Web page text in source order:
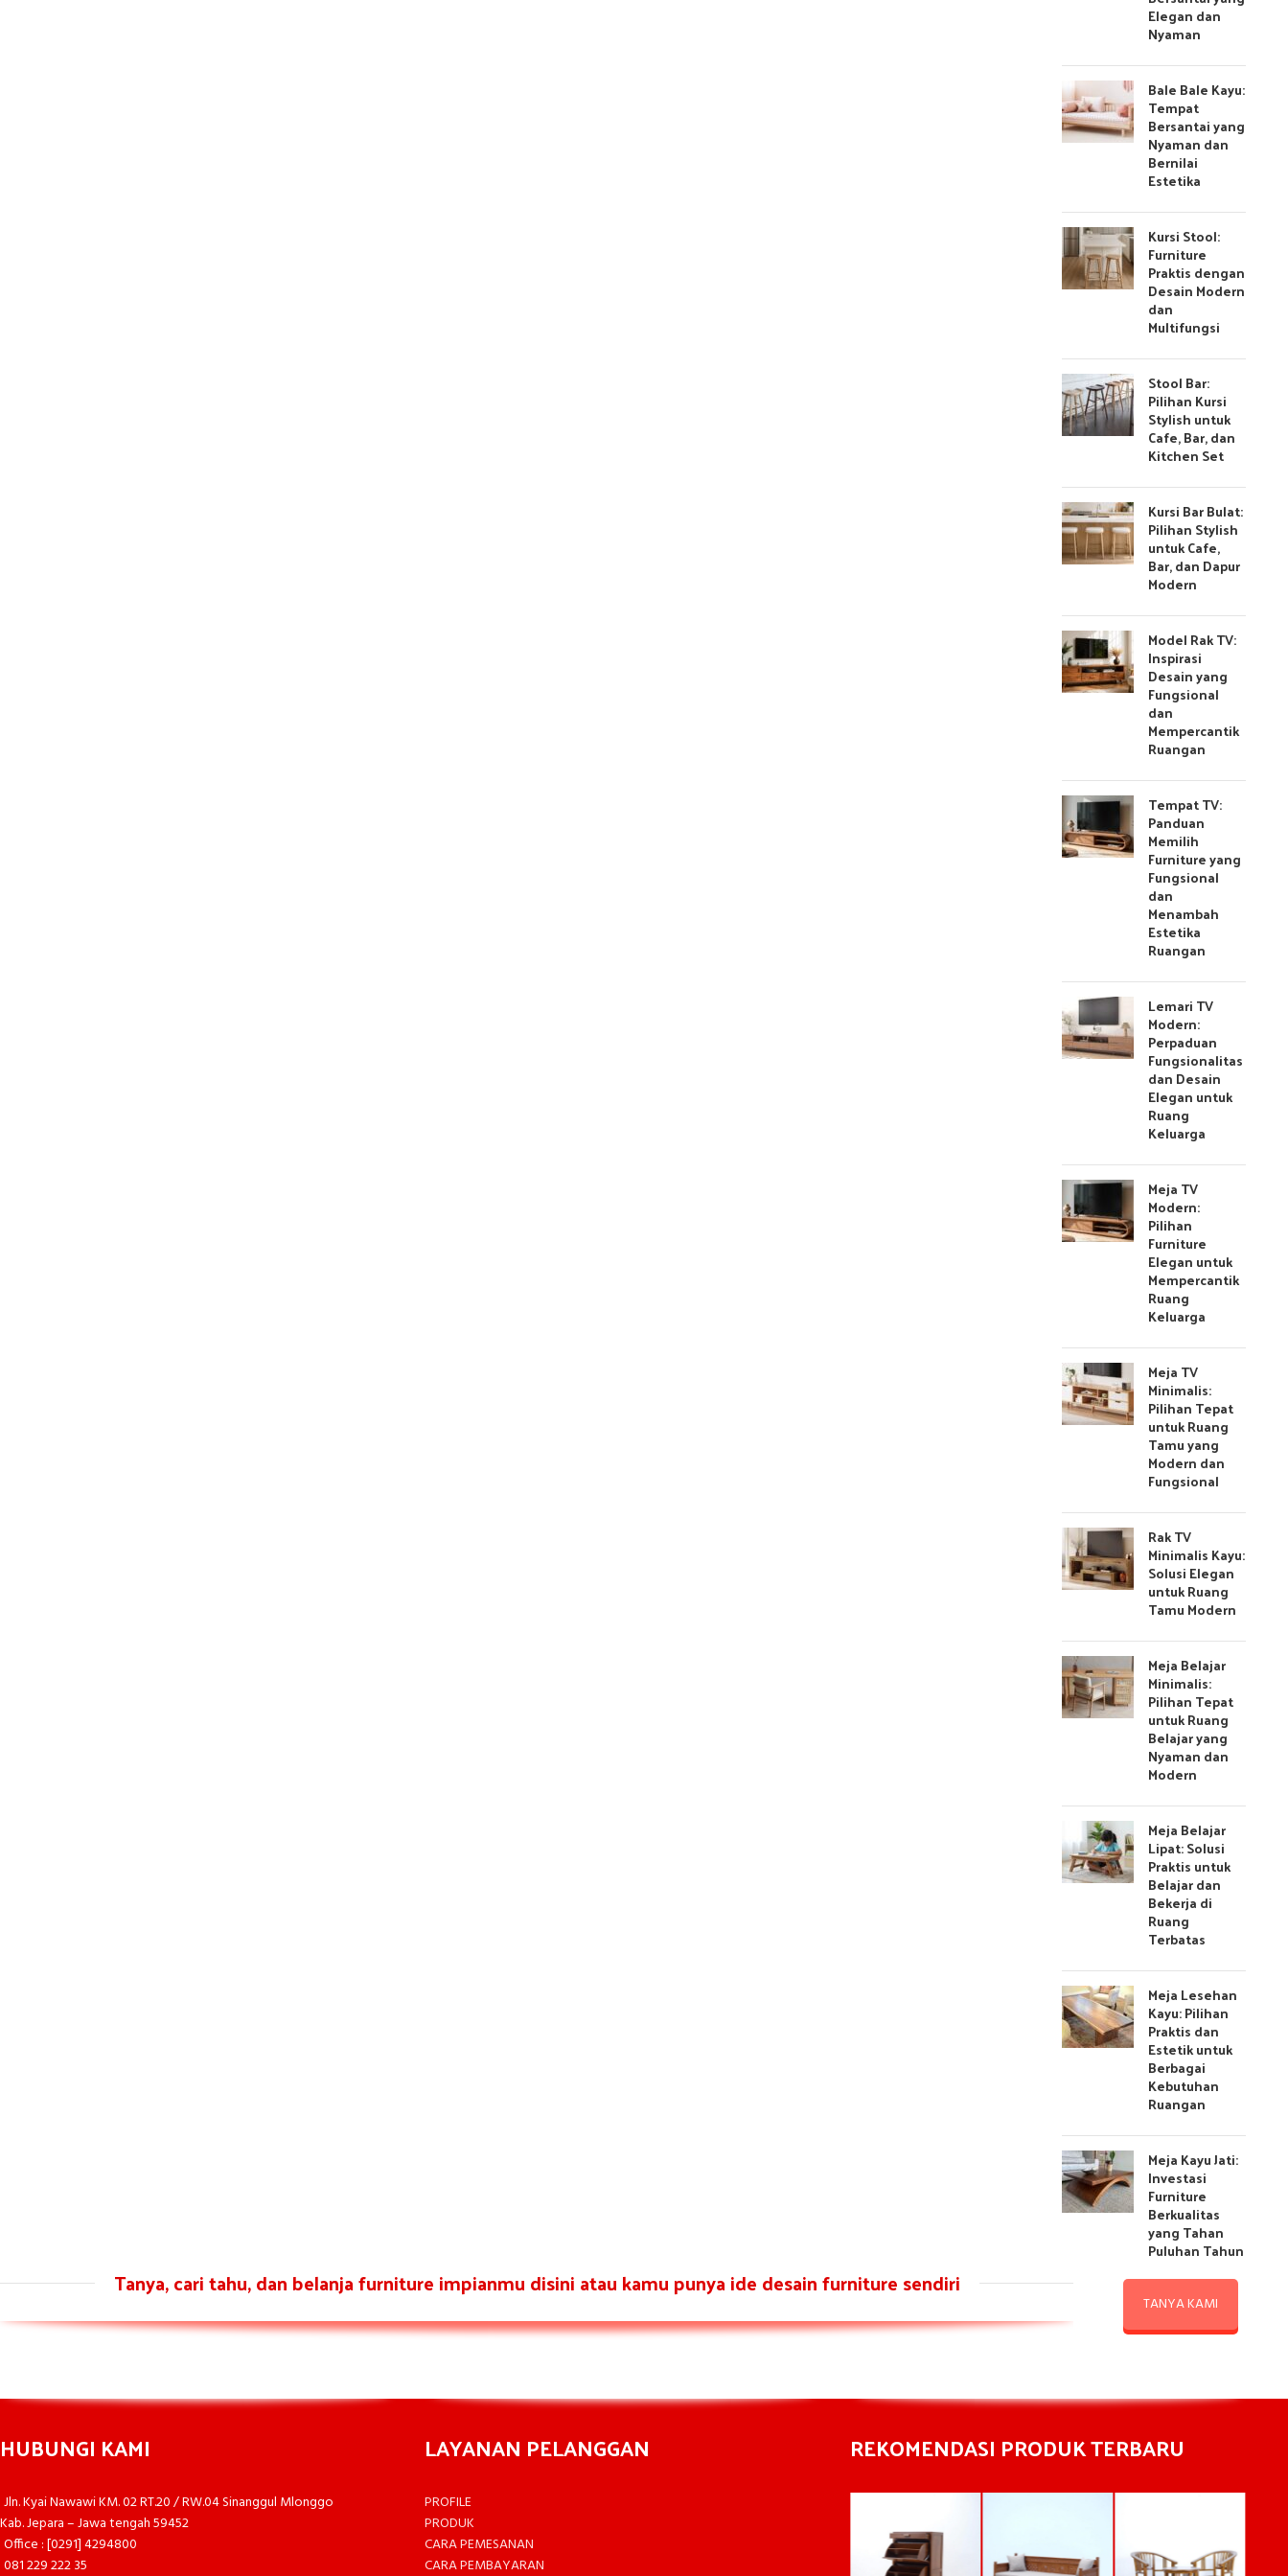
Elegan dan
Nyaman
Bale Bale Kayu:
Tempat
Bersantai yang
Nyaman dan
Bernilai
Estetika
Kursi Stool:
Furniture
Praktis dengan
Desain Modern
dan
Multifungsi
Stool Bar:
Pilihan Kursi
Stylish untuk
Cafe, Bar, dan
Kitchen Set
Kursi Bar Bulat:
Pilihan Stylish
untuk Cafe,
Bar, dan Dapur
Modern
Model Rak TV:
Inspirasi
Desain yang
Fungsional
dan
Mempercantik
Ruangan
Tempat TV:
Panduan
Memilih
Furniture yang
Fungsional
dan
Menambah
Estetika
Ruangan
Lemari TV
Modern:
Perpaduan
Fungsionalitas
dan Desain
Elegan untuk
Ruang
Keluarga
Meja TV
Modern:
Pilihan
Furniture
Elegan untuk
Mempercantik
Ruang
Keluarga
Meja TV
Minimalis:
Pilihan Tepat
untuk Ruang
Tamu yang
Modern dan
Fungsional
Rak TV
Minimalis Kayu:
Solusi Elegan
untuk Ruang
Tamu Modern
Meja Belajar
Minimalis:
Pilihan Tepat
untuk Ruang
Belajar yang
Nyaman dan
Modern
Meja Belajar
Lipat: Solusi
Praktis untuk
Belajar dan
Bekerja di
Ruang
Terbatas
Meja Lesehan
Kayu: Pilihan
Praktis dan
Estetik untuk
Berbagai
Kebutuhan
Ruangan
Meja Kayu Jati:
Investasi
Furniture
Berkualitas
yang Tahan
Puluhan Tahun
Tanya, cari tahu, dan belanja furniture impianmu disini atau kamu punya ide desain furniture sendiri
TANYA KAMI
HUBUNGI KAMI
Jln. Kyai Nawawi KM. 02 RT.20 / RW.04 Sinanggul Mlonggo
Kab. Jepara – Jawa tengah 59452
Office : [0291] 4294800
081 229 222 35
LAYANAN PELANGGAN
PROFILE
PRODUK
CARA PEMESANAN
CARA PEMBAYARAN
REKOMENDASI PRODUK TERBARU